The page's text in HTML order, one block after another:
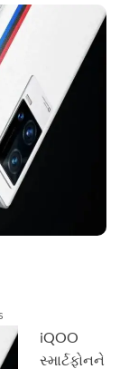
iQOO
સ્માર્ટફોનને